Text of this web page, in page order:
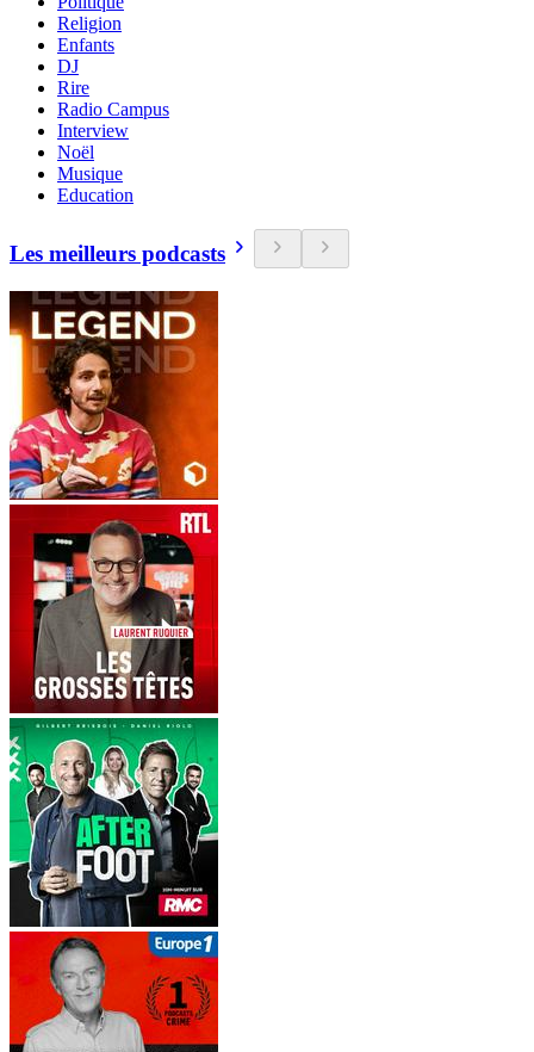
Religion
Enfants
DJ
Rire
Radio Campus
Interview
Noël
Musique
Education
Les meilleurs podcasts